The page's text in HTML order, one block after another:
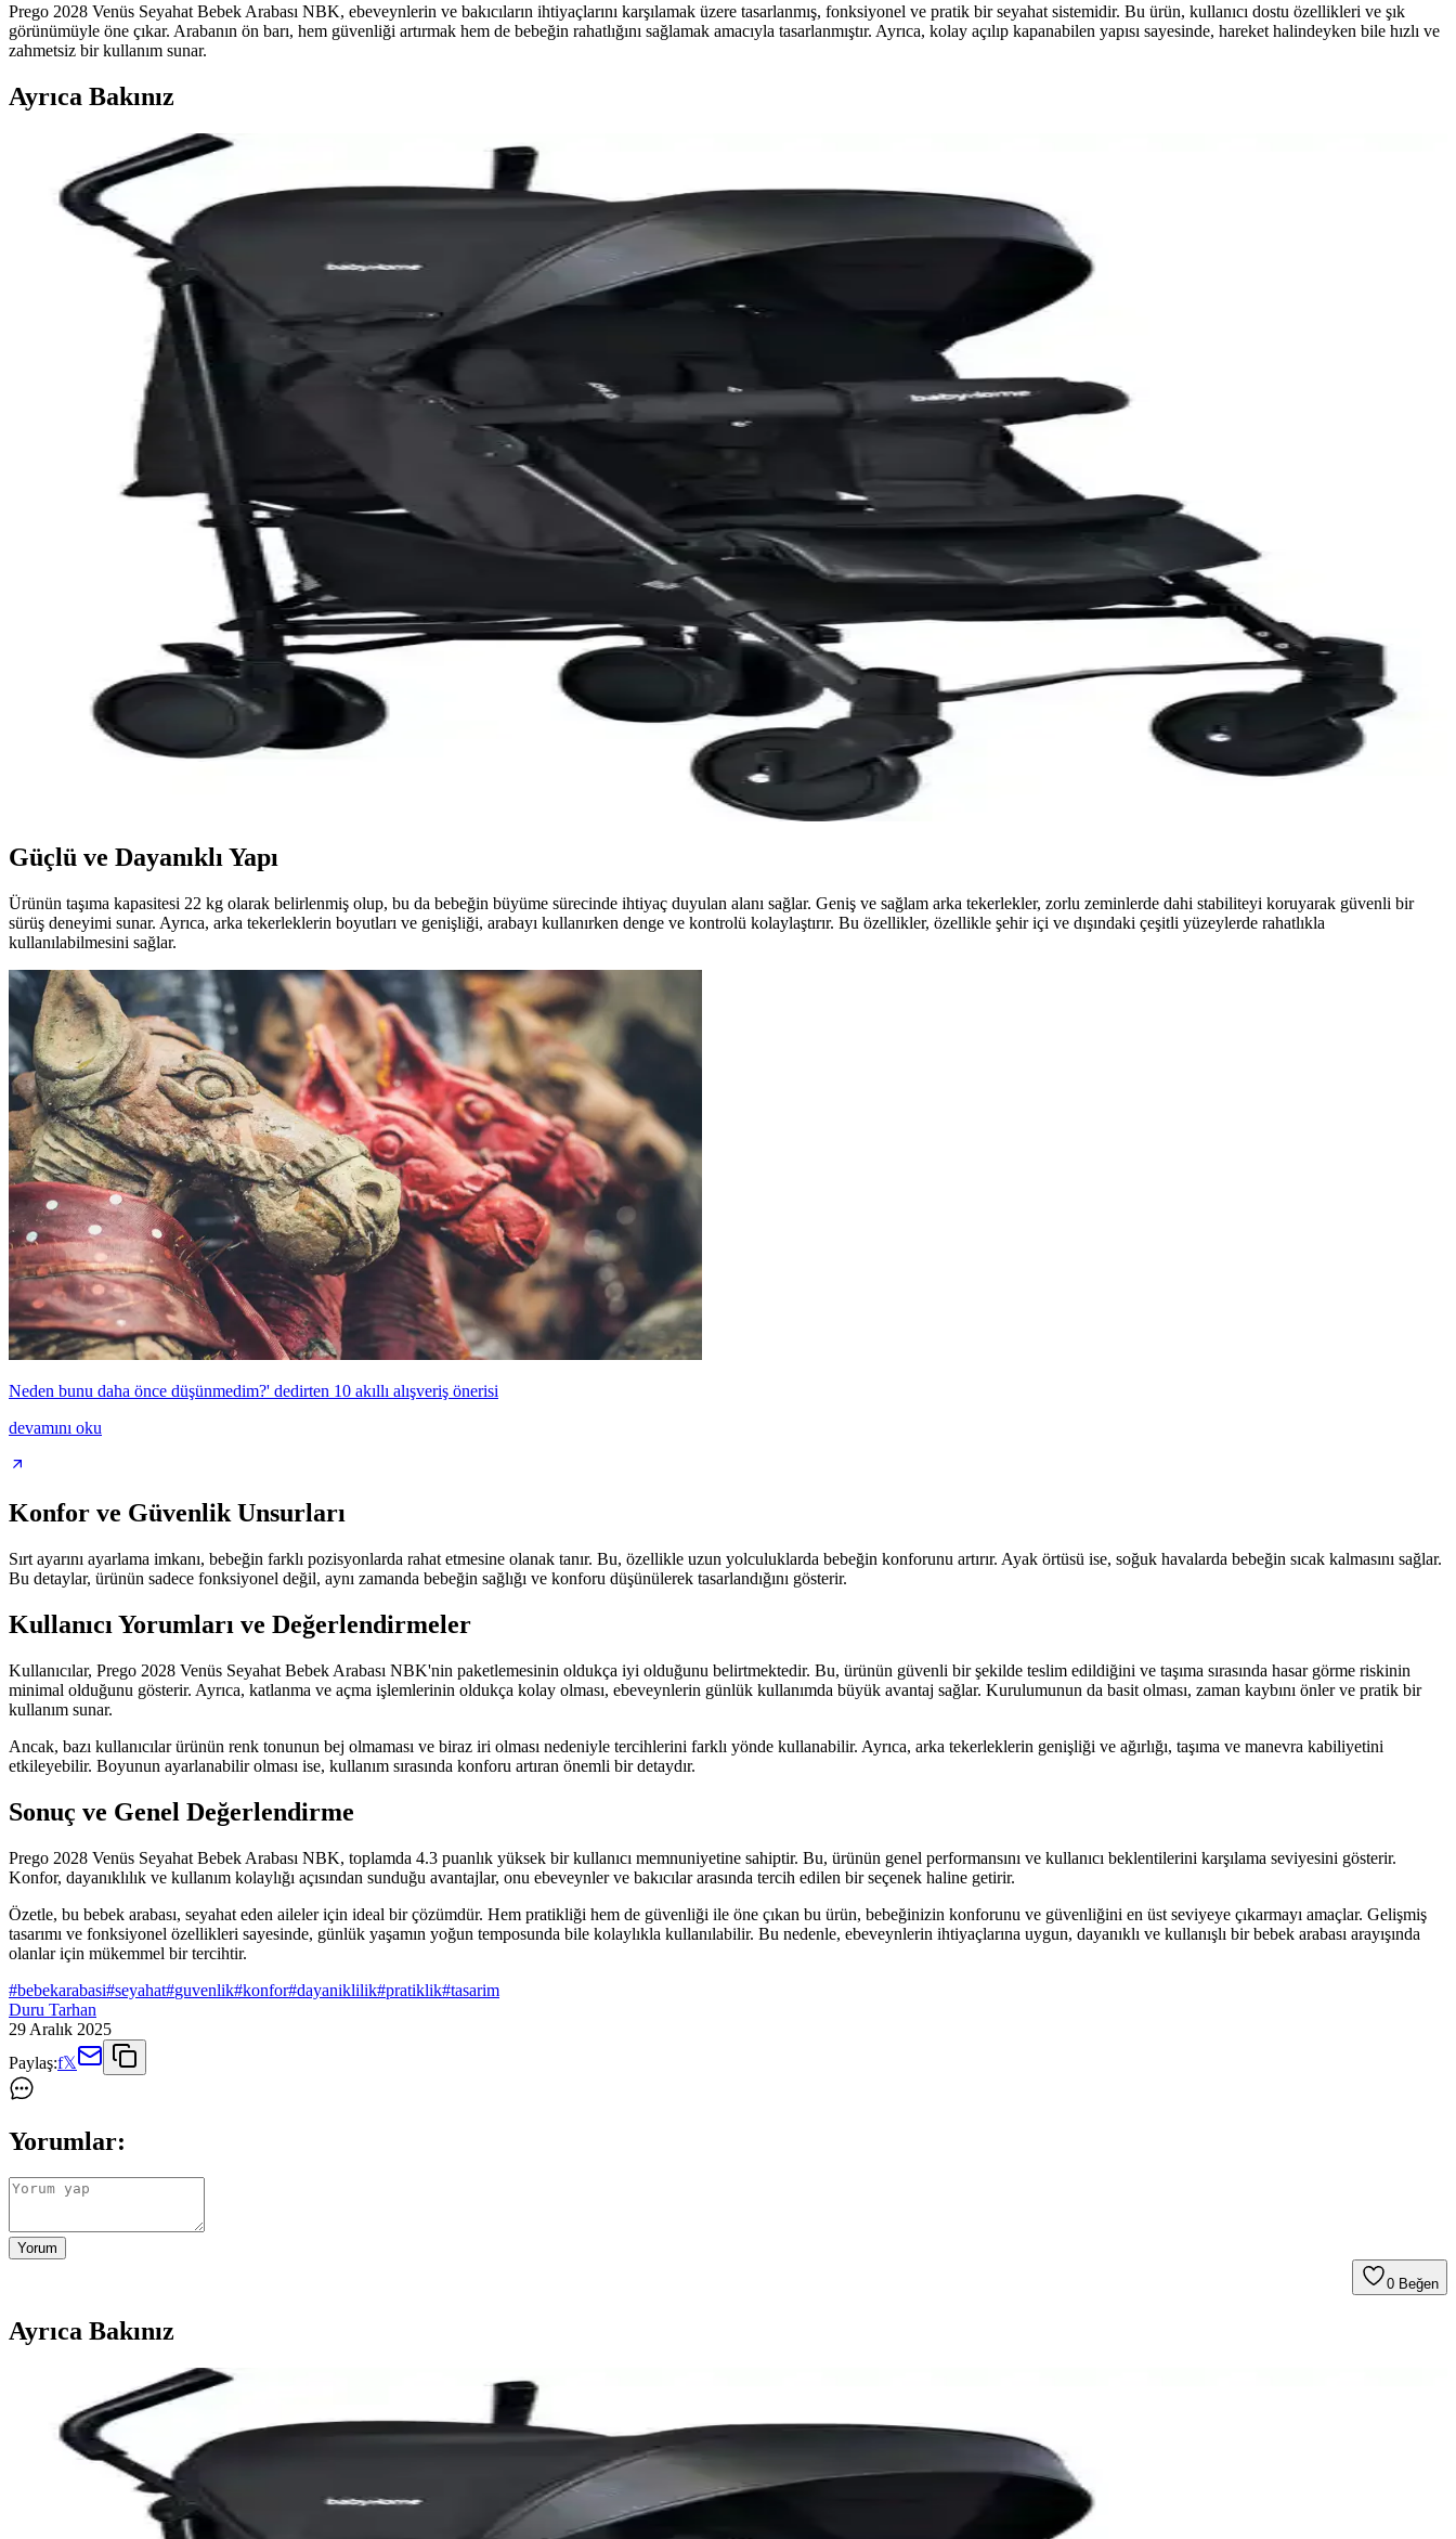
Prego 2028 Venüs Seyahat Bebek Arabası NBK, ebeveynlerin ve bakıcıların ihtiyaçlarını karşılamak üzere tasarlanmış, fonksiyonel ve pratik bir seyahat sistemidir. Bu ürün, kullanıcı dostu özellikleri ve şık
görünümüyle öne çıkar. Arabanın ön barı, hem güvenliği artırmak hem de bebeğin rahatlığını sağlamak amacıyla tasarlanmıştır. Ayrıca, kolay açılıp kapanabilen yapısı sayesinde, hareket halindeyken bile hızlı ve
zahmetsiz bir kullanım sunar.
Ayrıca Bakınız
Joie Nitro LX ve Tois Baby Oslo Baston Bebek Arabası Karşılaştırması 2023
Joie Nitro LX ve Tois Baby Oslo bebek arabaları arasındaki farkları, kullanım kolaylığı, konfor, malzeme kalitesi ve taşıma kapasitesi gibi kriterlerle detaylı karşılaştırıyoruz.
Gri Renkli Bebek Arabası Modelleri ve Özellikleri Hakkında Detaylı Bilgi
Gri renkli bebek arabaları, şık tasarımı ve pratik kullanımıyla ebeveynlerin ilgisini çekiyor. Dayanıklı, güvenli ve çeşitli modelleriyle günlük ihtiyaçlara uygun seçenekler sunar.
Bagi Neo 2 ve Huggy Evoc 5 in 1 Bebek Arabası Karşılaştırması ve Özellikleri
Bagi Neo 2 ve Huggy Evoc 5 in 1 bebek arabaları, tasarım, kullanım kolaylığı ve kullanıcı geri bildirimleriyle öne çıkıyor. Hangi model ihtiyaçlara daha uygun, detaylar burada.
Bagi Gravity Autofold ve Bagi Neo 2 Bebek Arabası Karşılaştırması
Bagi Gravity Autofold ve Bagi Neo 2 bebek arabalarının özellikleri, kullanım avantajları ve kullanıcı yorumlarıyla detaylı karşılaştırması. En uygun seçimi yapmanıza yardımcı olur.
Bebex Bag-Z ve Bye Bye Silver Anne Bebek Bakım Çantası Karşılaştırması
Bu makalede Bebex Bag-Z ve Bye Bye Silver Anne bebek bakım çantalarının özellikleri, kullanıcı yorumları ve avantajları detaylı şekilde incelenerek en uygun seçeneği bulmanıza yardımcı oluyor.
Baby Home 950 Tayla 6'lı Travel Sistem Bebek Arabası Güvenlik ve Konfor Sunar
Baby Home 950 Tayla, 6 fonksiyonlu, ergonomik ve güvenli bebek arabasıdır. Portbebe, mama tablası ve kolay katlanma özellikleriyle ebeveynlere pratiklik sağlar.
Bebek Arabası Karşılaştırması: 4 Baby Olympus Gold ve Kanz N-Go Modelleri
İki popüler bebek arabası modelini detaylı karşılaştırıyoruz. Kullanıcı yorumları ve özellikler ışığında, ihtiyaçlarınıza en uygun seçimi yapmanız için kapsamlı analiz sunuyoruz.
Bebek Arabası Karşılaştırması: Baby Home 107 Clark ve Yoyko Wow Modelleri İncelemesi
İki popüler bebek arabası modeli olan Baby Home 107 Clark ve Yoyko Wow'un özellikleri, kullanım kolaylığı ve kullanıcı yorumlarıyla detaylı analizi. Doğru seçimi yapmanız için önemli bilgiler içerir.
Güçlü ve Dayanıklı Yapı
Ürünün taşıma kapasitesi 22 kg olarak belirlenmiş olup, bu da bebeğin büyüme sürecinde ihtiyaç duyulan alanı sağlar. Geniş ve sağlam arka tekerlekler, zorlu zeminlerde dahi stabiliteyi koruyarak güvenli bir
sürüş deneyimi sunar. Ayrıca, arka tekerleklerin boyutları ve genişliği, arabayı kullanırken denge ve kontrolü kolaylaştırır. Bu özellikler, özellikle şehir içi ve dışındaki çeşitli yüzeylerde rahatlıkla
kullanılabilmesini sağlar.
Neden bunu daha önce düşünmedim?' dedirten 10 akıllı alışveriş önerisi
devamını oku
Konfor ve Güvenlik Unsurları
Sırt ayarını ayarlama imkanı, bebeğin farklı pozisyonlarda rahat etmesine olanak tanır. Bu, özellikle uzun yolculuklarda bebeğin konforunu artırır. Ayak örtüsü ise, soğuk havalarda bebeğin sıcak kalmasını sağlar.
Bu detaylar, ürünün sadece fonksiyonel değil, aynı zamanda bebeğin sağlığı ve konforu düşünülerek tasarlandığını gösterir.
Kullanıcı Yorumları ve Değerlendirmeler
Kullanıcılar, Prego 2028 Venüs Seyahat Bebek Arabası NBK'nin paketlemesinin oldukça iyi olduğunu belirtmektedir. Bu, ürünün güvenli bir şekilde teslim edildiğini ve taşıma sırasında hasar görme riskinin
minimal olduğunu gösterir. Ayrıca, katlanma ve açma işlemlerinin oldukça kolay olması, ebeveynlerin günlük kullanımda büyük avantaj sağlar. Kurulumunun da basit olması, zaman kaybını önler ve pratik bir
kullanım sunar.
Ancak, bazı kullanıcılar ürünün renk tonunun bej olmaması ve biraz iri olması nedeniyle tercihlerini farklı yönde kullanabilir. Ayrıca, arka tekerleklerin genişliği ve ağırlığı, taşıma ve manevra kabiliyetini
etkileyebilir. Boyunun ayarlanabilir olması ise, kullanım sırasında konforu artıran önemli bir detaydır.
Sonuç ve Genel Değerlendirme
Prego 2028 Venüs Seyahat Bebek Arabası NBK, toplamda 4.3 puanlık yüksek bir kullanıcı memnuniyetine sahiptir. Bu, ürünün genel performansını ve kullanıcı beklentilerini karşılama seviyesini gösterir.
Konfor, dayanıklılık ve kullanım kolaylığı açısından sunduğu avantajlar, onu ebeveynler ve bakıcılar arasında tercih edilen bir seçenek haline getirir.
Özetle, bu bebek arabası, seyahat eden aileler için ideal bir çözümdür. Hem pratikliği hem de güvenliği ile öne çıkan bu ürün, bebeğinizin konforunu ve güvenliğini en üst seviyeye çıkarmayı amaçlar. Gelişmiş
tasarımı ve fonksiyonel özellikleri sayesinde, günlük yaşamın yoğun temposunda bile kolaylıkla kullanılabilir. Bu nedenle, ebeveynlerin ihtiyaçlarına uygun, dayanıklı ve kullanışlı bir bebek arabası arayışında
olanlar için mükemmel bir tercihtir.
#bebekarabasi#seyahat#guvenlik#konfor#dayaniklilik#pratiklik#tasarim
Duru Tarhan
29 Aralık 2025
Paylaş:f𝕏
Yorumlar:
Yorum
0 Beğen
Ayrıca Bakınız
Joie Nitro LX ve Tois Baby Oslo Baston Bebek Arabası Karşılaştırması 2023
Joie Nitro LX ve Tois Baby Oslo bebek arabaları arasındaki farkları, kullanım kolaylığı, konfor, malzeme kalitesi ve taşıma kapasitesi gibi kriterlerle detaylı karşılaştırıyoruz.
Gri Renkli Bebek Arabası Modelleri ve Özellikleri Hakkında Detaylı Bilgi
Gri renkli bebek arabaları, şık tasarımı ve pratik kullanımıyla ebeveynlerin ilgisini çekiyor. Dayanıklı, güvenli ve çeşitli modelleriyle günlük ihtiyaçlara uygun seçenekler sunar.